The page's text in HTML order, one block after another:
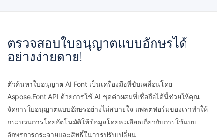
ตรวจสอบใบอนุญาตแบบอักษรได้
อย่างง่ายดาย!
ตัวค้นหาใบอนุญาต AI Font เป็นเครื่องมือที่ขับเคลื่อนโดย
Aspose.Font API ด้วยการใช้ AI ชุดค่าผสมที่เชื่อถือได้นี้ช่วยให้คุณ
จัดการใบอนุญาตแบบอักษรอย่างไม่สบายใจ แพลตฟอร์มของเราทำให้
กระบวนการโดยอัตโนมัติให้ข้อมูลโดยละเอียดเกี่ยวกับการใช้แบบ
อักษรการกระจายและสิทธิ์ในการปรับเปลี่ยน